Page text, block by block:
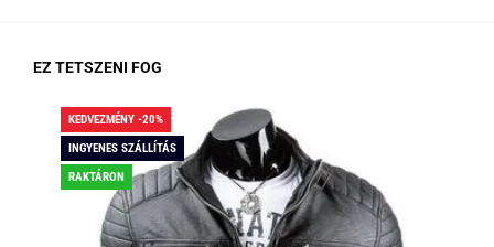
EZ TETSZENI FOG
KEDVEZMÉNY -20%
INGYENES SZÁLLÍTÁS
RAKTÁRON